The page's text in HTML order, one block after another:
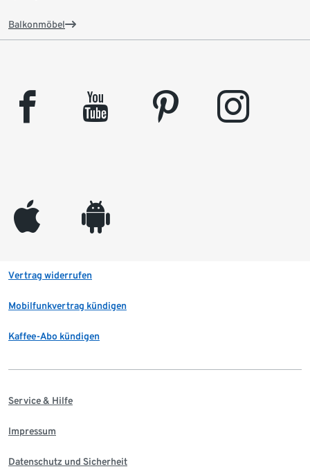
Balkonmöbel
facebook youtube pinterest instagram
appleinc android
Vertrag widerrufen
Mobilfunkvertrag kündigen
Kaffee-Abo kündigen
Service & Hilfe
Impressum
Datenschutz und Sicherheit